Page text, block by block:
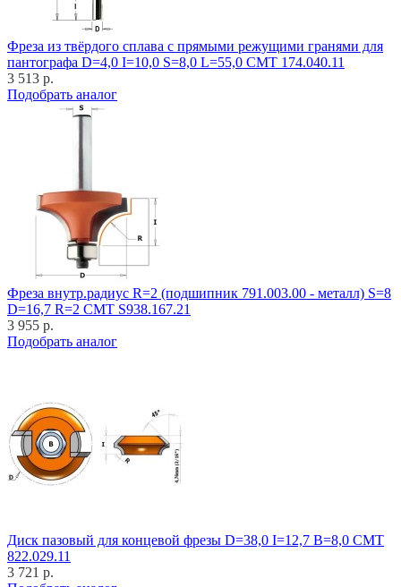
Фреза из твёрдого сплава с прямыми режущими гранями для
пантографа D=4,0 I=10,0 S=8,0 L=55,0 CMT 174.040.11
3 513 р.
Подобрать аналог
Фреза внутр.радиус R=2 (подшипник 791.003.00 - металл) S=8
D=16,7 R=2 CMT S938.167.21
3 955 р.
Подобрать аналог
Диск пазовый для концевой фрезы D=38,0 I=12,7 B=8,0 CMT
822.029.11
3 721 р.